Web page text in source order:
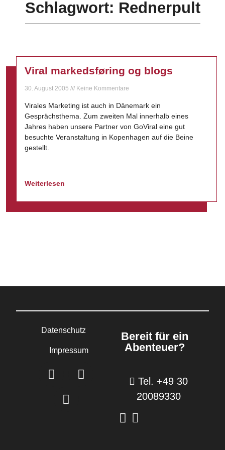
Schlagwort: Rednerpult
Viral markedsføring og blogs
30. August 2005 Keine Kommentare
Virales Marketing ist auch in Dänemark ein
Gesprächsthema. Zum zweiten Mal innerhalb eines
Jahres haben unsere Partner von GoViral eine gut
besuchte Veranstaltung in Kopenhagen auf die Beine
gestellt.
Weiterlesen
Datenschutz
Impressum
Bereit für ein
Abenteuer?
Tel. +49 30
20089330